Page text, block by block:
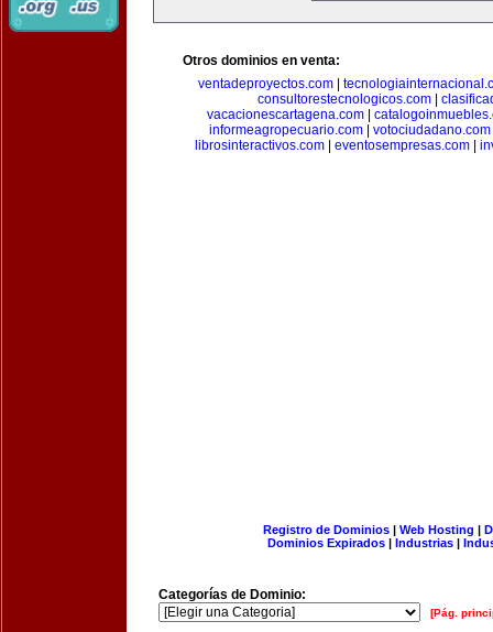
Otros dominios en venta:
ventadeproyectos.com|
consultorestecnologicos.com
vacacionescartagena.com
informeagropecuario.com| votociudadano.com
librosinteractivos.com| eventosempresas.com|
Registro de Dominios| Web Hosting |
Dominios Expirados | Industrias |
Categorías de Dominio:
[Pág.